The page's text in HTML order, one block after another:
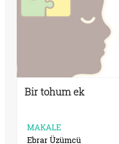
Bir tohum ek
MAKALE
Ebrar Üzümcü